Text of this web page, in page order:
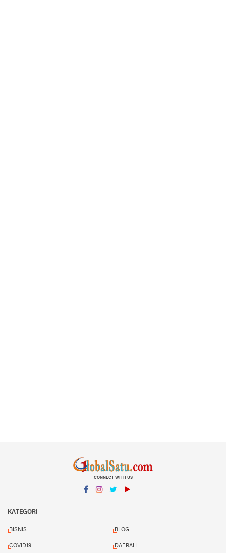
CONNECT WITH US
KATEGORI
BISNIS BLOG
COVID19 DAERAH